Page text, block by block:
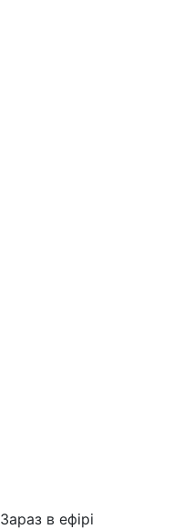
Зараз в ефірі